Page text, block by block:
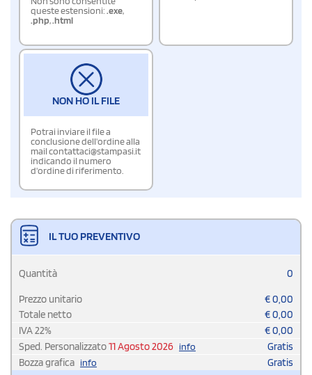
queste estensioni:.exe,
.php,.html
NON HO IL FILE
Potrai inviare il file a
conclusione dell'ordine alla
mail contattaci@stampasi.it
indicando il numero
d'ordine di riferimento.
IL TUO PREVENTIVO
Quantità 0
Prezzo unitario €0,00
Totale netto
€0,00
IVA22% €0,00
Sped. Personalizzato11 Agosto 2026 info
Gratis
Bozza grafica info Gratis